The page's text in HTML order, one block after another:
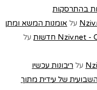
בהתרסקות
על אומנות המשא ומתן
על
על ריבונות עכשיו
של עידית מתוך